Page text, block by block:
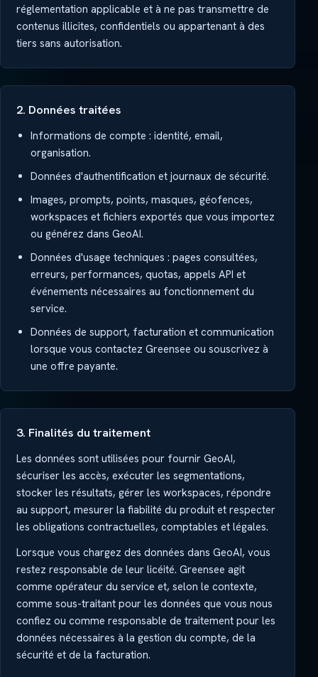
réglementation applicable et à ne pas transmettre de
contenus illicites, confidentiels ou appartenant à des
tiers sans autorisation.
2. Données traitées
Informations de compte : identité, email,
organisation.
Données d'authentification et journaux de sécurité.
Images, prompts, points, masques, géofences,
workspaces et fichiers exportés que vous importez
ou générez dans GeoAI.
Données d'usage techniques : pages consultées,
erreurs, performances, quotas, appels API et
événements nécessaires au fonctionnement du
service.
Données de support, facturation et communication
lorsque vous contactez Greensee ou souscrivez à
une offre payante.
3. Finalités du traitement
Les données sont utilisées pour fournir GeoAI,
sécuriser les accès, exécuter les segmentations,
stocker les résultats, gérer les workspaces, répondre
au support, mesurer la fiabilité du produit et respecter
les obligations contractuelles, comptables et légales.
Lorsque vous chargez des données dans GeoAI, vous
restez responsable de leur licéité. Greensee agit
comme opérateur du service et, selon le contexte,
comme sous-traitant pour les données que vous nous
confiez ou comme responsable de traitement pour les
données nécessaires à la gestion du compte, de la
sécurité et de la facturation.